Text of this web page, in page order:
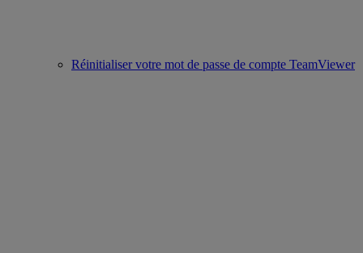
Réinitialiser votre mot de passe de compte TeamViewer